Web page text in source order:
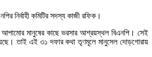
নির্বাহী কমিটির সদস্য কাজী রফিক।
আপামোর মানুষের কাছে ভরসার আশ্রয়স্থল বিএনপি। সেই
তাই এই ৩১ দফার কথা তৃণমূলে মানুসেল দোড়গোরায়